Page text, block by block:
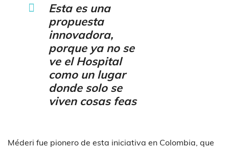
Esta es una
propuesta
innovadora,
porque ya no se
ve el Hospital
como un lugar
donde solo se
viven cosas feas
Méderi fue pionero de esta iniciativa en Colombia, que